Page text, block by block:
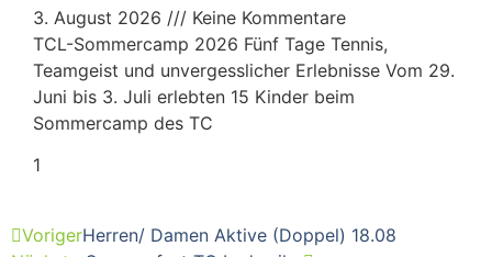
3. August 2026
Keine Kommentare
TCL-Sommercamp 2026 Fünf Tage Tennis,
Teamgeist und unvergesslicher Erlebnisse Vom 29.
Juni bis 3. Juli erlebten 15 Kinder beim
Sommercamp des TC
VorigerHerren/ Damen Aktive (Doppel) 18.08